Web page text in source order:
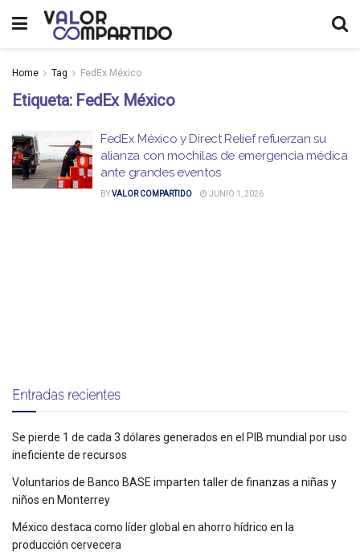
Home Tag FedEx México
Etiqueta: FedEx México
FedEx México y Direct Relief refuerzan su
alianza con mochilas de emergencia médica
ante grandes eventos
BYVALOR COMPARTIDO JUNIO 1, 2026
Entradas recientes
Se pierde 1 de cada 3 dólares generados en el PIB mundial por uso
ineficiente de recursos
Voluntarios de Banco BASE imparten taller de finanzas a niñas y
niños en Monterrey
México destaca como líder global en ahorro hídrico en la
producción cervecera